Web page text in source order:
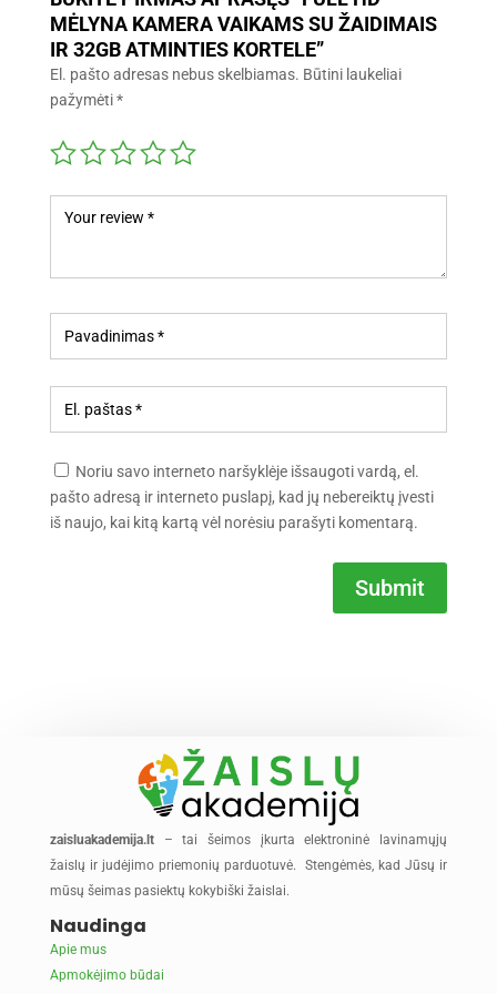
MĖLYNA KAMERA VAIKAMS SU ŽAIDIMAIS
IR 32GB ATMINTIES KORTELE”
El. pašto adresas nebus skelbiamas. Būtini laukeliai
pažymėti*
Noriu savo interneto naršyklėje išsaugoti vardą, el.
pašto adresą ir interneto puslapį, kad jų nebereiktų įvesti
iš naujo, kai kitą kartą vėl norėsiu parašyti komentarą.
Submit
zaisluakademija.lt
– tai šeimos įkurta elektroninė lavinamųjų
žaislų ir judėjimo priemonių parduotuvė. Stengėmės, kad Jūsų ir
mūsų šeimas pasiektų kokybiški žaislai.
Naudinga
Apie mus
Apmokėjimo būdai